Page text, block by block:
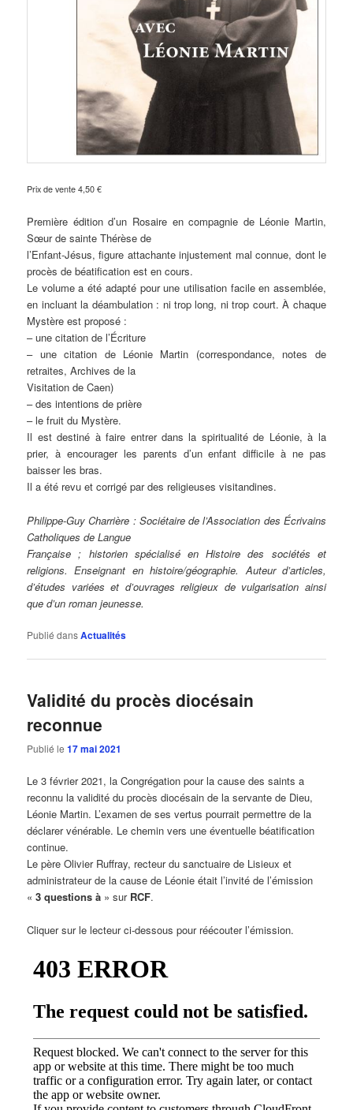
Prix de vente 4,50 €
Première édition d’un Rosaire en compagnie de Léonie Martin,
Sœur de sainte Thérèse de
l’Enfant-Jésus, figure attachante injustement mal connue, dont le
procès de béatification est en cours.
Le volume a été adapté pour une utilisation facile en assemblée,
en incluant la déambulation : ni trop long, ni trop court. À chaque
Mystère est proposé :
– une citation de l’Écriture
– une citation de Léonie Martin (correspondance, notes de
retraites, Archives de la
Visitation de Caen)
– des intentions de prière
– le fruit du Mystère.
Il est destiné à faire entrer dans la spiritualité de Léonie, à la
prier, à encourager les parents d’un enfant difficile à ne pas
baisser les bras.
Il a été revu et corrigé par des religieuses visitandines.
Philippe-Guy Charrière : Sociétaire de l’Association des Écrivains
Catholiques de Langue
Française ; historien spécialisé en Histoire des sociétés et
religions. Enseignant en histoire/géographie. Auteur d’articles,
d’études variées et d’ouvrages religieux de vulgarisation ainsi
que d’un roman jeunesse.
Publié dansActualités
Validité du procès diocésain
reconnue
Publié le17 mai 2021
Le 3 février 2021, la Congrégation pour la cause des saints a
reconnu la validité du procès diocésain de la servante de Dieu,
Léonie Martin. L’examen de ses vertus pourrait permettre de la
déclarer vénérable. Le chemin vers une éventuelle béatification
continue.
Le père Olivier Ruffray, recteur du sanctuaire de Lisieux et
administrateur de la cause de Léonie était l’invité de l’émission
«3 questions à » sur RCF.
Cliquer sur le lecteur ci-dessous pour réécouter l’émission.